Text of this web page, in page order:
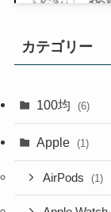
カテゴリー
100均 (6)
Apple (1)
AirPods (1)